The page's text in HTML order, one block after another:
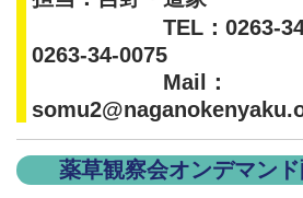
TEL：0263-34-
0263-34-0075
Mail：
薬草観察会オンデマン